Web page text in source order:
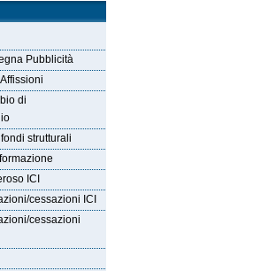
Pubblicità
di
strutturali
ICI
cessazioni ICI
cessazioni